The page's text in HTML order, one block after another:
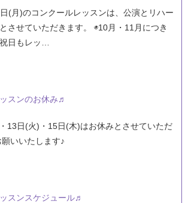
(月)のコンクールレッスンは、公演とリハー
させていただきます。 ◉10月・11月につき
日もレッ…
スンのお休み♬
13日(火)・15日(木)はお休みとさせていただ
いいたします♪
スンスケジュール♬